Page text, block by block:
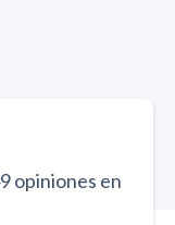
opiniones en